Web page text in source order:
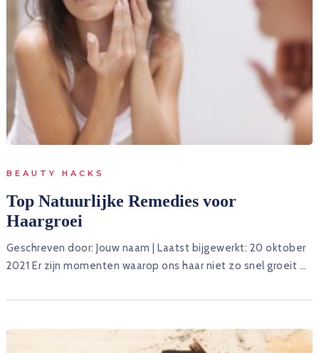
BEAUTY HACKS
Top Natuurlijke Remedies voor
Haargroei
Geschreven door: Jouw naam | Laatst bijgewerkt: 20 oktober
2021 Er zijn momenten waarop ons haar niet zo snel groeit …